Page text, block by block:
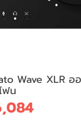
Wave XLR อ
ฟน